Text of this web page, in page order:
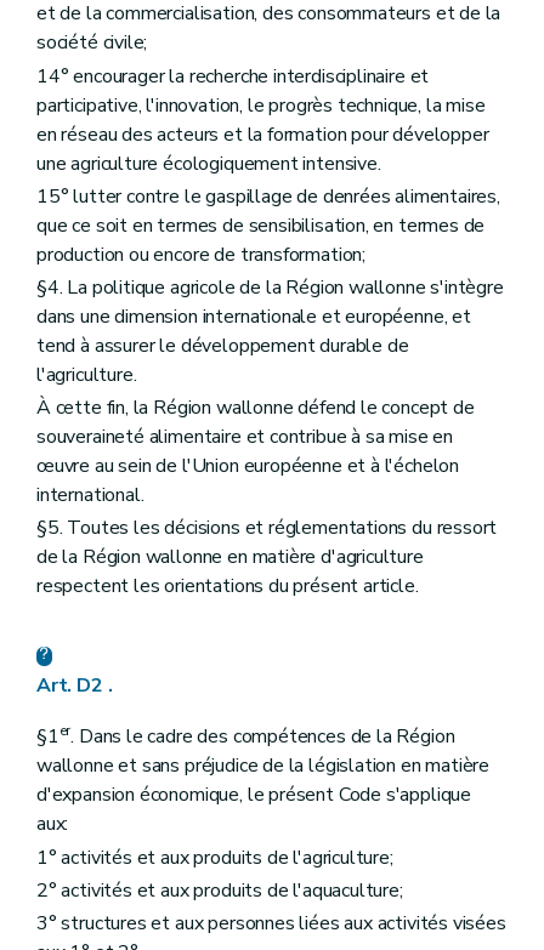
Chapitre Ier
Les productions végétales
Art. D134
Chapitre II La coexistence des cultures génétiquement modifiées avec les cultures conventionnelles et les cultures biologiques
Section 1 re
Objet et définitions
Art. D135
Art. D136
Section 2 Champ d'application
Art. D137
Section 3 Mise en culture, notifications et obligations des producteurs et des entreprises
Sous-section 1re
Principe
Art. D138
Sous-section 2
Notifications aux tiers
Art. D139
Sous-section 3 La demande d'inscription
Art. D140
Sous-section 4
Art. D142
Sous-section 5 Cotisation
Art. D143
Art. D145
Art. D146
Art. D147
Sous-section 6
Conditions d'exploitation
Art. D148
Art. D152
Art. D153
Art. D154
Art. D155
Art. D157
Art. D158
Art. D159
Sous-section 2 Compensation de la perte économique
et de la commercialisation, des consommateurs et de la
société civile;
14° encourager la recherche interdisciplinaire et
participative, l'innovation, le progrès technique, la mise
en réseau des acteurs et la formation pour développer
une agriculture écologiquement intensive.
15° lutter contre le gaspillage de denrées alimentaires,
que ce soit en termes de sensibilisation, en termes de
production ou encore de transformation;
§4. La politique agricole de la Région wallonne s'intègre
dans une dimension internationale et européenne, et
tend à assurer le développement durable de
l'agriculture.
À cette fin, la Région wallonne défend le concept de
souveraineté alimentaire et contribue à sa mise en
œuvre au sein de l'Union européenne et à l'échelon
international.
§5. Toutes les décisions et réglementations du ressort
de la Région wallonne en matière d'agriculture
respectent les orientations du présent article.
Art. D2 .
§1er. Dans le cadre des compétences de la Région
wallonne et sans préjudice de la législation en matière
d'expansion économique, le présent Code s'applique
aux:
1° activités et aux produits de l'agriculture;
2° activités et aux produits de l'aquaculture;
3° structures et aux personnes liées aux activités visées